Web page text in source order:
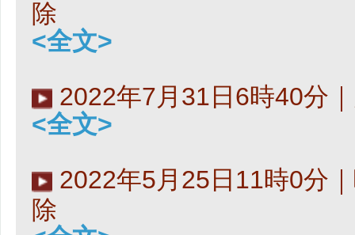
除
<全文>
2022年7月31日6時40分
<全文>
2022年5月25日11時0分
除